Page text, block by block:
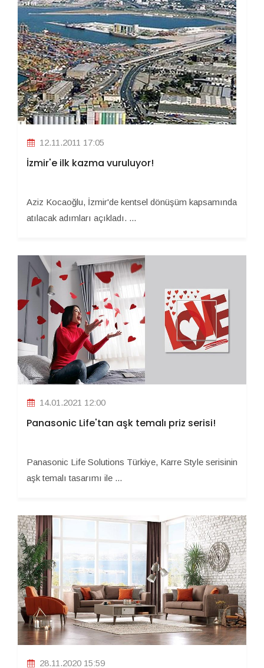
12.11.2011 17:05
İzmir'e ilk kazma vuruluyor!
Aziz Kocaoğlu, İzmir'de kentsel dönüşüm kapsamında
atılacak adımları açıkladı. ...
14.01.2021 12:00
Panasonic Life'tan aşk temalı priz serisi!
Panasonic Life Solutions Türkiye, Karre Style serisinin
aşk temalı tasarımı ile ...
28.11.2020 15:59